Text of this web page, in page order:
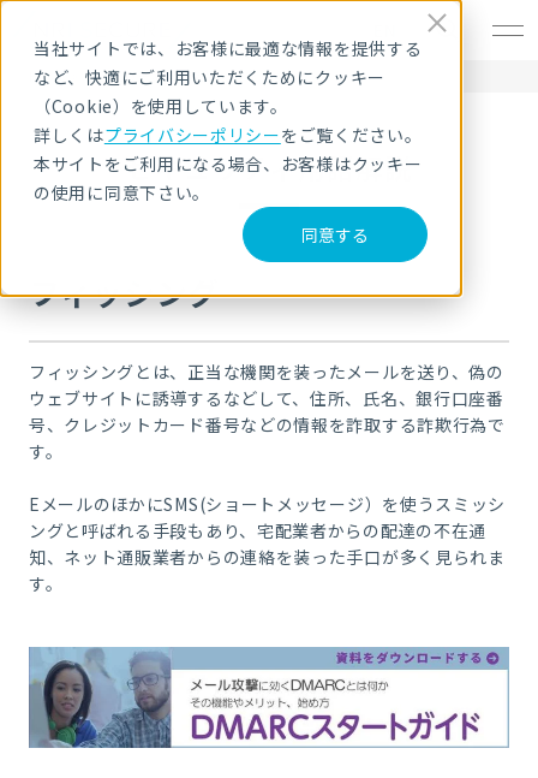
当社サイトでは、お客様に最適な情報を提供する
など、快適にご利用いただくためにクッキー
（Cookie）を使用しています。
詳しくはプライバシーポリシーをご覧ください。
本サイトをご利用になる場合、お客様はクッキー
の使用に同意下さい。
同意する
HOME セキュリティ用語解説 フィッシング
セキュリティ用語解説
フィッシング
フィッシングとは、正当な機関を装ったメールを送り、偽の
ウェブサイトに誘導するなどして、住所、氏名、銀行口座番
号、クレジットカード番号などの情報を詐取する詐欺行為で
す。
EメールのほかにSMS(ショートメッセージ）を使うスミッシ
ングと呼ばれる手段もあり、宅配業者からの配達の不在通
知、ネット通販業者からの連絡を装った手口が多く見られま
す。